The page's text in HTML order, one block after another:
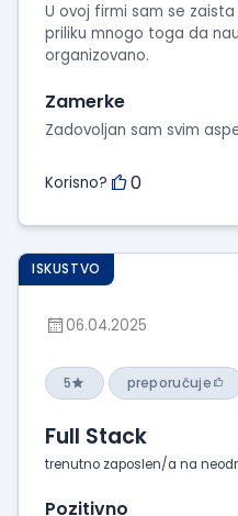
U ovoj firmi sam se
priliku mnogo toga da
organizovano.
Zamerke
Zadovoljan sam svim
Korisno? 0
ISKUSTVO
06.04.2025
5 preporučuje
Full Stack
trenutno zaposlen/a na
Pozitivno